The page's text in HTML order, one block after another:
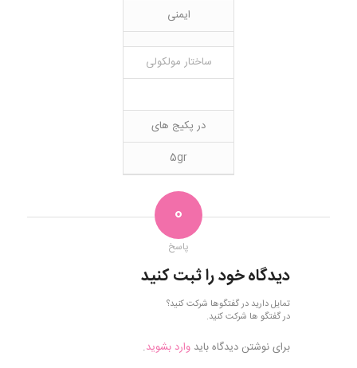
ایمنی
ساختار مولکولی
در پکیج های
5gr
0
پاسخ
دیدگاه خود را ثبت کنید
تمایل دارید در گفتگوها شرکت کنید؟
در گفتگو ها شرکت کنید.
برای نوشتن دیدگاه باید وارد بشوید.